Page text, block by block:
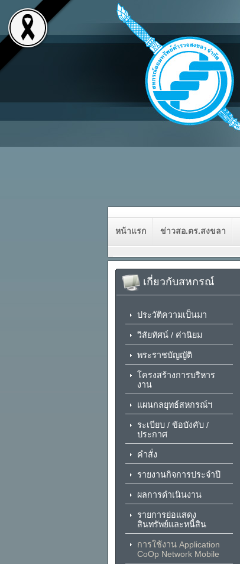
หน้าแรก ข่าวสอ.ตร.สงขลา
เกี่ยวกับสหกรณ์
ประวัติความเป็นมา
วิสัยทัศน์ / ค่านิยม
พระราชบัญญัติ
โครงสร้างการบริหาร
งาน
แผนกลยุทธ์สหกรณ์ฯ
ระเบียบ / ข้อบังคับ /
ประกาศ
คำสั่ง
รายงานกิจการประจำปี
ผลการดำเนินงาน
รายการย่อแสดง
สินทรัพย์และหนี้สิน
การใช้งาน Application
CoOp Network Mobile